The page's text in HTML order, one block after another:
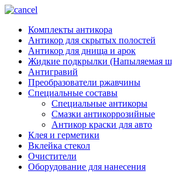
Комплекты антикора
Антикор для скрытых полостей
Антикор для днища и арок
Жидкие подкрылки (Напыляемая
Антигравий
Преобразователи ржавчины
Специальные составы
Специальные антикоры
Смазки антикоррозийные
Антикор краски для авто
Клея и герметики
Вклейка стекол
Очистители
Оборудование для нанесения